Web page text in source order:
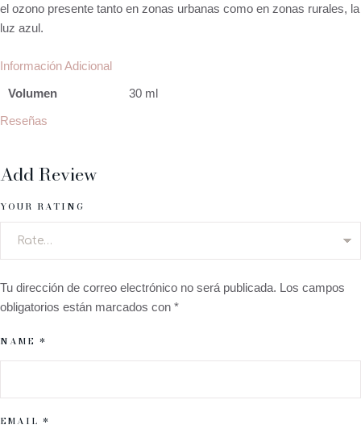
el ozono presente tanto en zonas urbanas como en zonas rurales, la
luz azul.
Información Adicional
Volumen
30 ml
Reseñas
Add Review
Tu dirección de correo electrónico no será publicada. Los campos
obligatorios están marcados con *
YOUR RATING
NAME *
EMAIL *